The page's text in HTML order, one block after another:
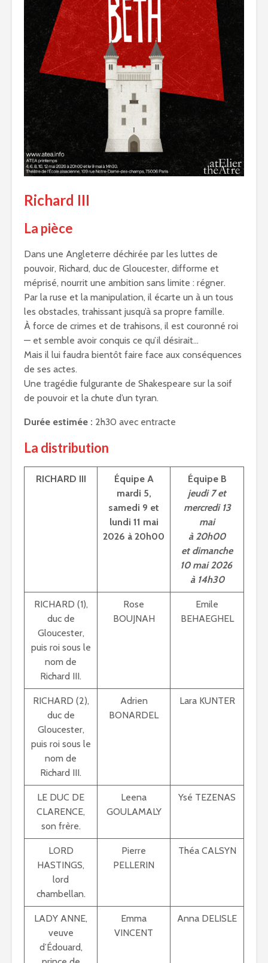
Richard III
La pièce
Dans une Angleterre déchirée par les luttes de
pouvoir, Richard, duc de Gloucester, difforme et
méprisé, nourrit une ambition sans limite : régner.
Par la ruse et la manipulation, il écarte un à un tous
les obstacles, trahissant jusqu’à sa propre famille.
À force de crimes et de trahisons, il est couronné roi
— et semble avoir conquis ce qu’il désirait…
Mais il lui faudra bientôt faire face aux conséquences
de ses actes.
Une tragédie fulgurante de Shakespeare sur la soif
de pouvoir et la chute d’un tyran.
Durée estimée : 2h30 avec entracte
La distribution
RICHARD III
Équipe A
mardi 5,
samedi 9 et
lundi 11 mai
2026 à 20h00
Équipe B
jeudi 7 et
mercredi 13
mai
à 20h00
et dimanche
10 mai 2026
à 14h30
RICHARD (1),
duc de
Gloucester,
puis roi sous le
nom de
Richard III.
Rose
BOUJNAH
Emile
BEHAEGHEL
RICHARD (2),
duc de
Gloucester,
puis roi sous le
nom de
Richard III.
Adrien
BONARDEL
Lara KUNTER
LE DUC DE
CLARENCE,
son frère.
Leena
GOULAMALY
Ysé TEZENAS
LORD
HASTINGS,
lord
chambellan.
Pierre
PELLERIN
Théa CALSYN
LADY ANNE,
veuve
d’Édouard,
Emma
VINCENT
Anna DELISLE